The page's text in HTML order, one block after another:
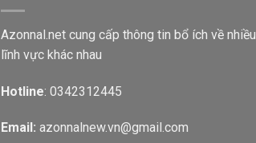
Azonnal.net cung cấp thông tin bổ ích về nhiều
lĩnh vực khác nhau
Hotline: 0342312445
Email: azonnalnew.vn@gmail.com